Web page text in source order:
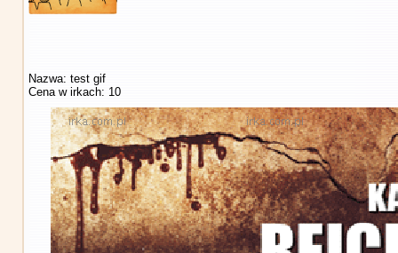
Nazwa: test gif
Cena w irkach: 10